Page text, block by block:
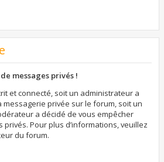
messages privés !
et connecté, soit un administrateur a
privée sur le forum, soit un
a décidé de vous empêcher
privés. Pour plus d’informations, veuillez
du forum.